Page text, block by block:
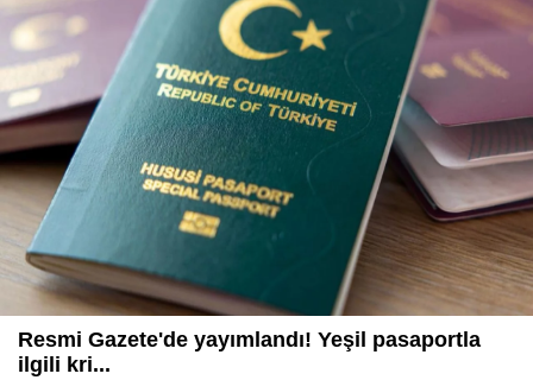
Resmi Gazete'de yayımlandı! Yeşil pasaportla
ilgili kri...